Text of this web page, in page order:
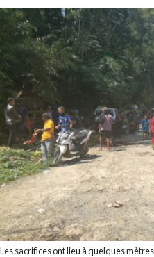
Les sacrifices ont lieu à quelques